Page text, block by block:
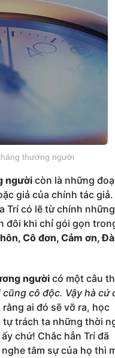
thương người
ngườicòn là những
giả của chính tác giả.
Trí có lẽ từ chính những
đôi khi chỉ gói gọn
Cô đơn, Cảm ơn,
ngườicó một câu
cô độc. Vậy hà cứ
rằng ai đó sẽ vỡ ra, học
tự trách ta những thời
chứ! Chắc hẳn Trí đã
tâm sự của họ thì